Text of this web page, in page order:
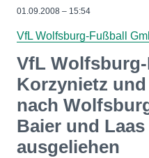
01.09.2008 – 15:54
VfL Wolfsburg-Fußball
VfL
Korzynietz
nach
Baier und
ausgeliehen